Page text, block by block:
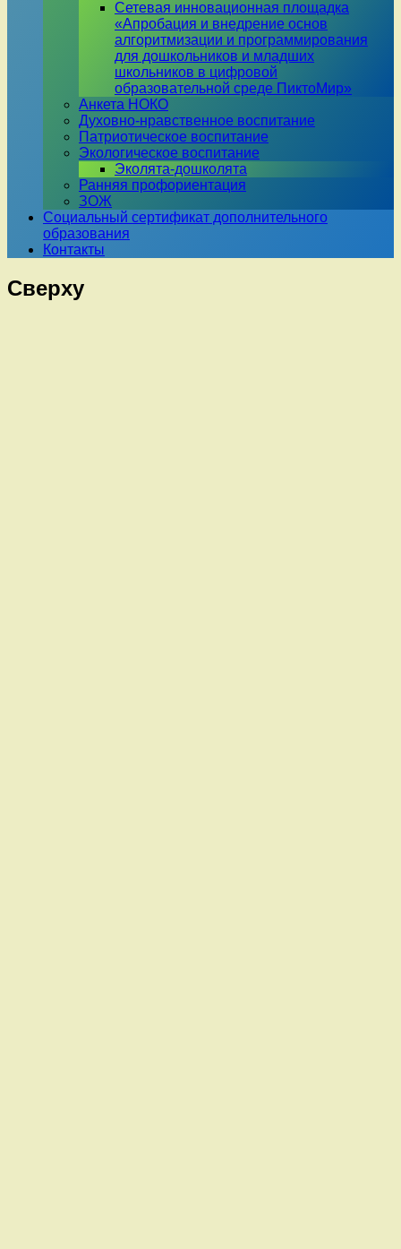
Сетевая инновационная площадка
«Апробация и внедрение основ
алгоритмизации и программирования
для дошкольников и младших
школьников в цифровой
образовательной среде ПиктоМир»
Анкета НОКО
Духовно-нравственное воспитание
Патриотическое воспитание
Экологическое воспитание
Эколята-дошколята
Ранняя профориентация
ЗОЖ
Социальный сертификат дополнительного
образования
Контакты
Сверху